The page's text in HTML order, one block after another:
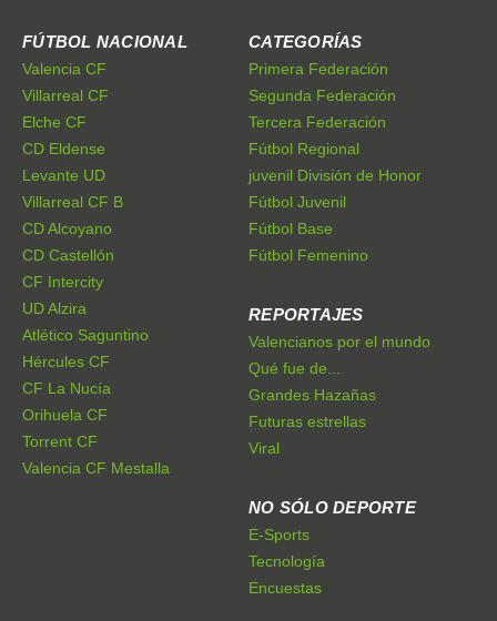
FÚTBOL NACIONAL
Valencia CF
Villarreal CF
Elche CF
CD Eldense
Levante UD
Villarreal CF B
CD Alcoyano
CD Castellón
CF Intercity
UD Alzira
Atlético Saguntino
Hércules CF
CF La Nucía
Orihuela CF
Torrent CF
Valencia CF Mestalla
CATEGORÍAS
Primera Federación
Segunda Federación
Tercera Federación
Fútbol Regional
juvenil División de Honor
Fútbol Juvenil
Fútbol Base
Fútbol Femenino
REPORTAJES
Valencianos por el mundo
Qué fue de...
Grandes Hazañas
Futuras estrellas
Viral
NO SÓLO DEPORTE
E-Sports
Tecnología
Encuestas